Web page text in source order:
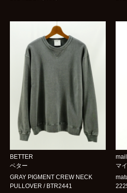
BETTER
ベター
GRAY PIGMENT CREW NECK
PULLOVER / BTR2441
マ